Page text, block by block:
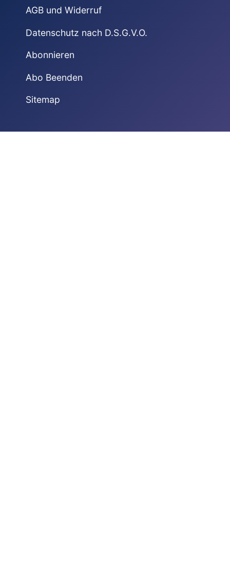
AGB und Widerruf
Datenschutz nach D.S.G.V.O.
Abonnieren
Abo Beenden
Sitemap